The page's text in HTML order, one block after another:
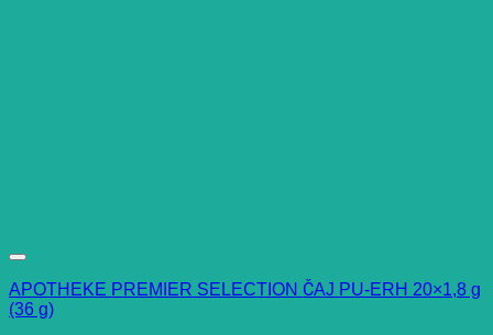
APOTHEKE PREMIER SELECTION ČAJ PU-ERH 20×1,8 g
(36 g)